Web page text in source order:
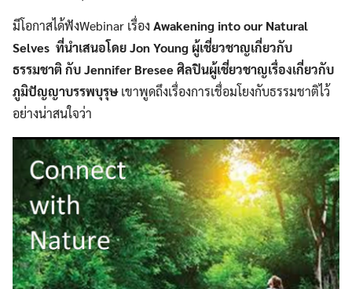
มีโอกาสได้ฟังWebinar เรื่อง Awakening into our Natural
Selves ที่นำเสนอโดย Jon Young ผู้เชี่ยวชาญเกี่ยวกับ
ธรรมชาติ กับ Jennifer Bresee ศิลปินผู้เชี่ยวชาญเรื่องเกี่ยวกับ
ภูมิปัญญาบรรพบุรุษเขาพูดถึงเรื่องการเชื่อมโยงกับธรรมชาติไว้
อย่างน่าสนใจว่า